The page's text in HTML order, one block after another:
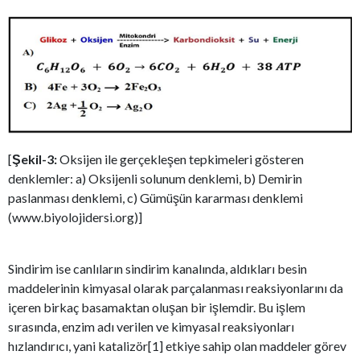
[Şekil-3:Oksijen ile gerçekleşen tepkimeleri gösteren
denklemler: a) Oksijenli solunum denklemi, b) Demirin
paslanması denklemi, c) Gümüşün kararması denklemi
(www.biyolojidersi.org)]
Sindirim ise canlıların sindirim kanalında, aldıkları besin
maddelerinin kimyasal olarak parçalanması reaksiyonlarını da
içeren birkaç basamaktan oluşan bir işlemdir. Bu işlem
sırasında, enzim adı verilen ve kimyasal reaksiyonları
hızlandırıcı, yani katalizör[1] etkiye sahip olan maddeler görev